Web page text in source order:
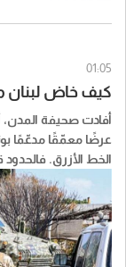
01:05
كيف خاض لبنان
أفادت صحيفة المدن،
الخط الأزرق.
ترسيم، وإنما تثبيت
المعترف بها. حصل
اللبناني على تركيز
الحدودية، في وقت لا
والنقاط داخل الأراضي